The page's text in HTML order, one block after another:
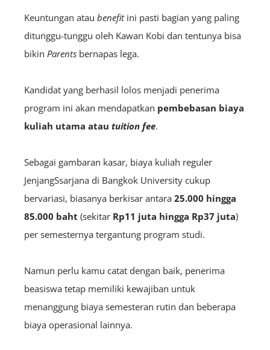
Keuntungan atau benefit ini pasti bagian yang paling
ditunggu-tunggu oleh Kawan Kobi dan tentunya bisa
bikin Parents bernapas lega.
Kandidat yang berhasil lolos menjadi penerima
program ini akan mendapatkan pembebasan biaya
kuliah utama atau tuition fee.
Sebagai gambaran kasar, biaya kuliah reguler
JenjangSsarjana di Bangkok University cukup
bervariasi, biasanya berkisar antara 25.000 hingga
85.000 baht (sekitar Rp11 juta hingga Rp37 juta)
per semesternya tergantung program studi.
Namun perlu kamu catat dengan baik, penerima
beasiswa tetap memiliki kewajiban untuk
menanggung biaya semesteran rutin dan beberapa
biaya operasional lainnya.